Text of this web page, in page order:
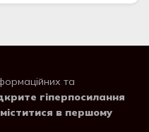
та
гіперпосилання
в першому